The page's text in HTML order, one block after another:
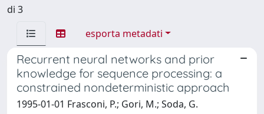
di 3
esporta metadati
Recurrent neural networks and prior
knowledge for sequence processing: a
constrained nondeterministic approach
1995-01-01 Frasconi, P.; Gori, M.; Soda, G.